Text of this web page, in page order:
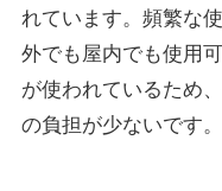
れています。頻繁な
外でも屋内でも使用
が使われているため
の負担が少ないです。